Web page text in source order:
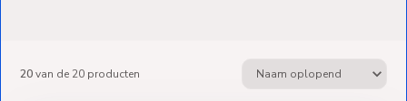
Terrasverwarming
20van de 20 producten